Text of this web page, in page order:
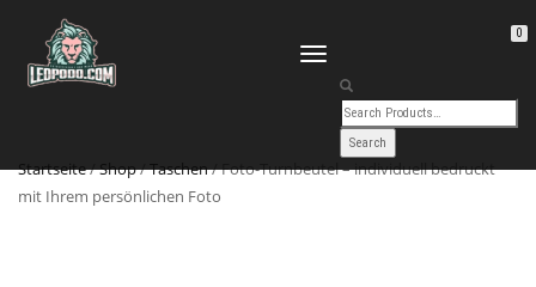
TOGGLE
NAVIGATION
0
Startseite/Shop/Taschen/ Foto-Turnbeutel – individuell bedruckt
mit Ihrem persönlichen Foto